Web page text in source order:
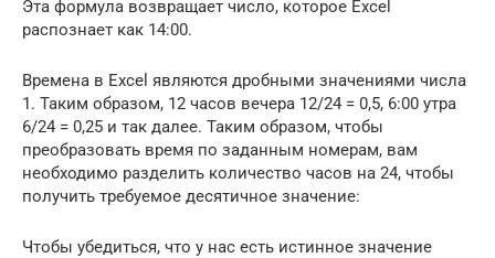
Эта формула возвращает число, которое Excel
распознает как 14:00.
Времена в Excel являются дробными значениями числа
1. Таким образом, 12 часов вечера 12/24 = 0,5, 6:00 утра
6/24 = 0,25 и так далее. Таким образом, чтобы
преобразовать время по заданным номерам, вам
необходимо разделить количество часов на 24, чтобы
получить требуемое десятичное значение:
Чтобы убедиться, что у нас есть истинное значение